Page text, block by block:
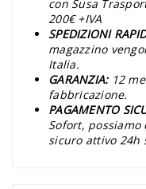
con Susa
200€ +IVA
SPEDIZIONI
magazzino
Italia.
GARANZIA: 12
fabbricazione.
PAGAMENTO
Sofort,
sicuro attivo 24h